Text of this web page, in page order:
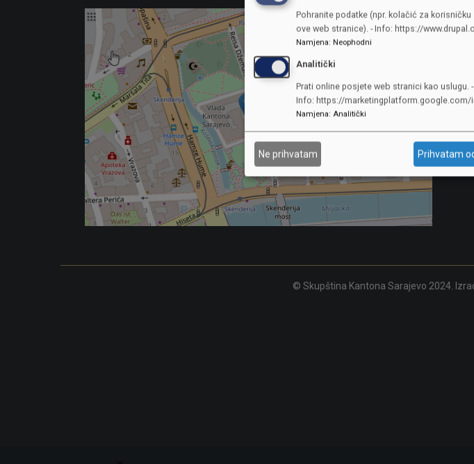
© Skupština Kantona Sarajevo 2024.
Pohranite podatke (npr. kolačić za
ove web stranice). - Info: https://
Namjena: Neophodni
Analitički
Prati online posjete web stranici kao
Info: https://
Namjena: Analitički
Ne prihvatam Prihvatam